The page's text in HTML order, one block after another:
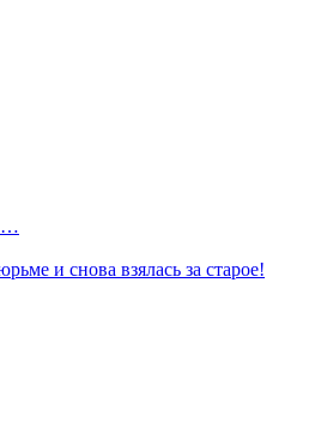
и снова взялась за старое!